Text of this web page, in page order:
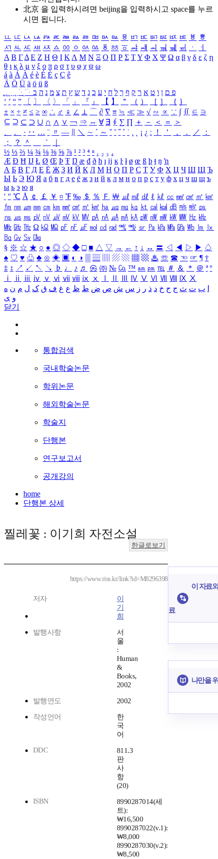
北京 을 입력하시려면 beijing을 입력하시고 space를 누르
시면 됩니다.
ㅥ ㅦ ㅧ ㅨ ㅩ ㅪ ㅫ ㅬ ㅭ ㅮ ㅯ ㅰ ㅱ ㅲ ㅳ ㅴ ㅵ ㅶ ㅷ ㅸ
ㅹ
ㅺ ㅻ ㅼ ㅽ ㅾ ㅿ ㆀ ㆁ ㆂ ㆃ ㆄ ㆅ ㆆ ㆇ ㆈ ㆉ ㆊ ㆋ ㆌ ㆍ
ㆎ
Α Β ΓΔ Ε Ζ Η Θ Ι ΚΛ Μ Ν Ξ Ο Π Ρ Σ ΤΥ Φ Χ Ψ Ω α β γ δ ε ζ η
θ ι κ λ μ ν ξ ο π ρ σ τ υ φ χ ψ ω
á à Á À é è É È ç Ç ê
Ä Ö Ü ä ö ü ß
ִֶֹ ֻּ ׁׂ פ ם ן ו ט א ר ק ף ך ל ח י ע כ ג ד ש ץ ת צ מ נ ה ב
‘ ’ “ ” 〔 〕 〈 〉 「 」 『 』 【 】 ＂ （ ） ［ ］ ｛ ｝
± × ÷ ≠ ≤ ≥ ∞ ∴ ♂ ♀ ∠ ⊥ ⌒ ∂ ∇ ≡ ≒ ≪ ≫ √ ∽ ∝ ∵ ∫ ∬ ∈ ∋
⊆ ⊇ ⊂ ⊃ ∪ ∩ ∧ ∨ ￢ ⇒ ⇔ ∀ ∃ ∮ ∑ ∏ ＋ － ＜ ＝
＞
、
。 · ‥ … ¨ 〃 ― ＼ ∼ ´ ～ ˇ ˘ ˝ ˚ ˙ ¸ ¡ ¿ ː ！ ＇ ， ． ／
：
；
？ ＾ ｀
½ ⅓ ⅔ ¼ ¾ ⅛ ⅜ ⅝ ⅞ ¹ ² ³ ⁴ ⁿ ₁ ₂ ₃ ₄
Æ Ð Ħ Ĳ Ł Ø Œ Þ Ŧ Ŋ æ đ ð ħ ı ĳ ĸ ŀ ł ø œ ß þ ŧ ŋ ŉ
А Б В Г Д Е Ё Ж З И Й К Л М Н О П Р С Т У Ф Х Ц Ч Ш Щ Ъ
Ы Ь Э Ю Я а б в г д е ё ж з и й к л м н о п р с т у ф х ц ч ш щ ъ
ы ь э ю я
′ ″ ℃ Å ￠ ￡ ￥ ¤ ℉ ‰ ＄ ％ Ｆ ￦ ㎕ ㎖ ㎗ ℓ ㎘ ㏄ ㎣ ㎤ ㎥ ㎦
㎙ ㎚ ㎛ ㎜ ㎝ ㎞ ㎟ ㎠ ㎡ ㎢ ㏊ ㎍ ㎎ ㎏ ㏏ ㎈ ㎉ ㏈ ㎧ ㎨ ㎰
㎱ ㎲ ㎳ ㎴ ㎵ ㎶ ㎷ ㎸ ㎹ ㎀ ㎁ ㎂ ㎃ ㎄ ㎺ ㎻ ㎽ ㎾ ㎿ ㎐ ㎑
㎒ ㎓ ㎔ Ω ㏀ ㏁ ㎊ ㎋ ㎌ ㏖ ㏅ ㎭ ㎮ ㎯ ㏛ ㎩ ㎪ ㎫ ㎬ ㏝ ㏐
㏓
㏃ ㏉ ㏜ ㏆
§ ※ ☆ ★ ○ ● ◎ ◇ ◆ □ ■ △ ▽ → ← ↑ ↓ ↔ 〓 ◁ ◀ ▷ ▶ ♤
♠ ♡ ♥ ♧ ♣ ⊙ ◈ ▣ ◐ ◑ ▒ ▤ ▨ ▧ ▦ ▩ ♨ ☏ ☎ ☜ ☞ ¶ †
‡ ↕ ↗ ↙ ↖ ↘ ♭ ♩ ♪ ♬ ㉿ ㈜ № ㏇ ™ ㏂ ㏘ ℡ ＃ ＆ ＊ ＠ ª º
ⅰ
ⅱ ⅲ ⅳ ⅴ ⅵ ⅶ ⅷ ⅸ ⅹ Ⅳ Ⅴ Ⅵ Ⅶ Ⅷ Ⅸ Ⅹ
ب ت ث ج ح خ د ذ ر ز س ش ص ض ط ظ ع غ ف ق ک ل م ن ه
و ی
닫기
통합검색
국내학술논문
학위논문
해외학술논문
학술지
단행본
연구보고서
공개강의
home
단행본 상세
찔레꽃 : 이기희 자전소설
한글로보기
https://www.riss.kr/link?id=M8296398
저자
이
기
희
발행사항
서
울
:
Human
&
Books,
2002
발행연도 2002
작성언어
한
국
어
DDC
811.3
판
사
항
(20)
ISBN
8990287014(세
트):
₩16,500
8990287022(v.1):
₩8,000
8990287030(v.2):
₩8,500
이 자료
료
나만을